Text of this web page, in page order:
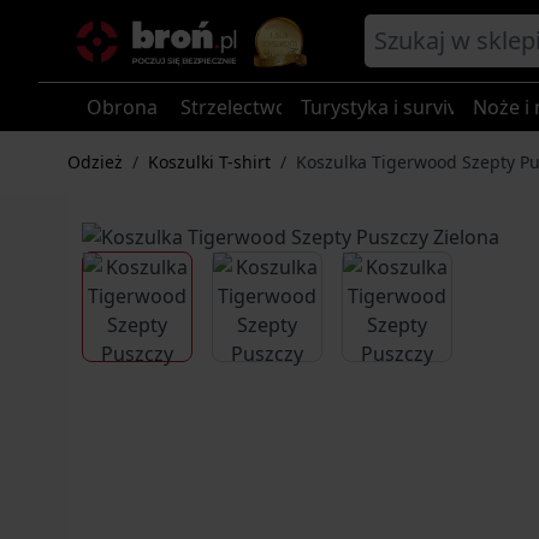
Obrona Strzelectwo Turystyka i survival Noże i
Odzież / Koszulki T-shirt / Koszulka Tigerwood Szepty
View larger imageView larger imageView larger